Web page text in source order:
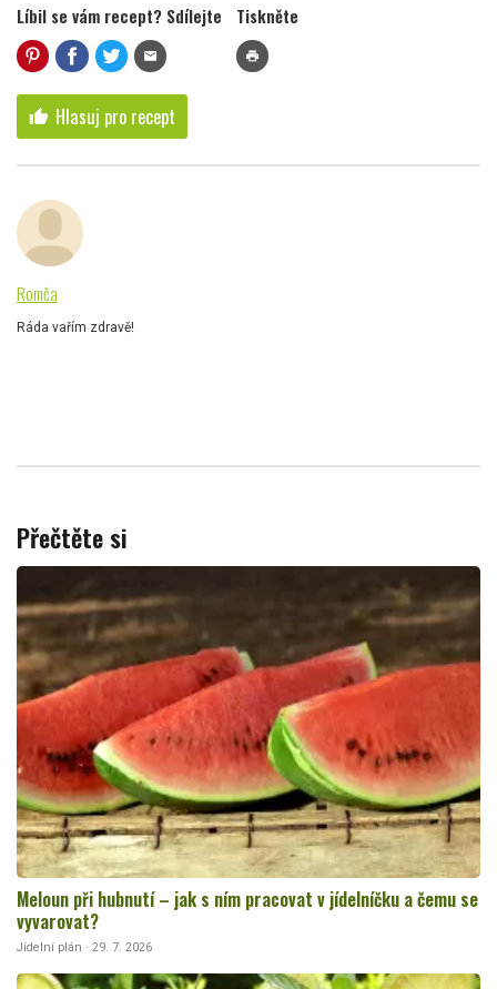
Líbil se vám recept? Sdílejte
mail
Tiskněte
print
thumb_up Hlasuj pro recept
Romča
Ráda vařím zdravě!
Přečtěte si
Meloun při hubnutí – jak s ním pracovat v jídelníčku a čemu se
vyvarovat?
Jídelní plán · 29. 7. 2026